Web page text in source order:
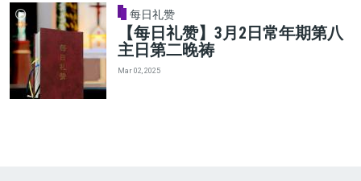
每日礼赞
【每日礼赞】3月2日常年期第八
主日第二晚祷
Mar 02, 2025